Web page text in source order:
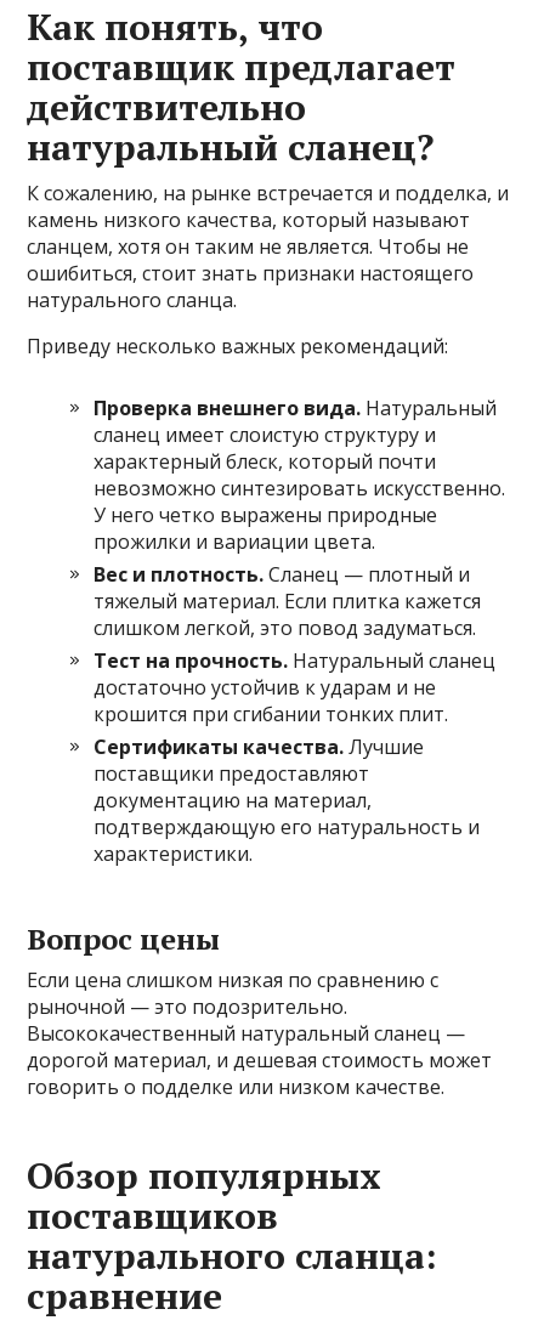
Как понять, что
поставщик предлагает
действительно
натуральный сланец?
К сожалению, на рынке встречается и подделка, и
камень низкого качества, который называют
сланцем, хотя он таким не является. Чтобы не
ошибиться, стоит знать признаки настоящего
натурального сланца.
Приведу несколько важных рекомендаций:
Проверка внешнего вида. Натуральный
сланец имеет слоистую структуру и
характерный блеск, который почти
невозможно синтезировать искусственно.
У него четко выражены природные
прожилки и вариации цвета.
Вес и плотность.Сланец — плотный и
тяжелый материал. Если плитка кажется
слишком легкой, это повод задуматься.
Тест на прочность. Натуральный сланец
достаточно устойчив к ударам и не
крошится при сгибании тонких плит.
Сертификаты качества.Лучшие
поставщики предоставляют
документацию на материал,
подтверждающую его натуральность и
характеристики.
Вопрос цены
Если цена слишком низкая по сравнению с
рыночной — это подозрительно.
Высококачественный натуральный сланец —
дорогой материал, и дешевая стоимость может
говорить о подделке или низком качестве.
Обзор популярных
поставщиков
натурального сланца:
сравнение